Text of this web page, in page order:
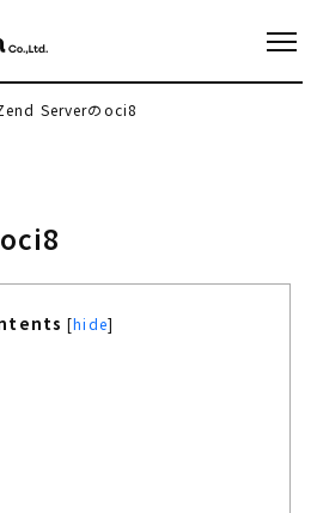
Serverのoci8
[hide]